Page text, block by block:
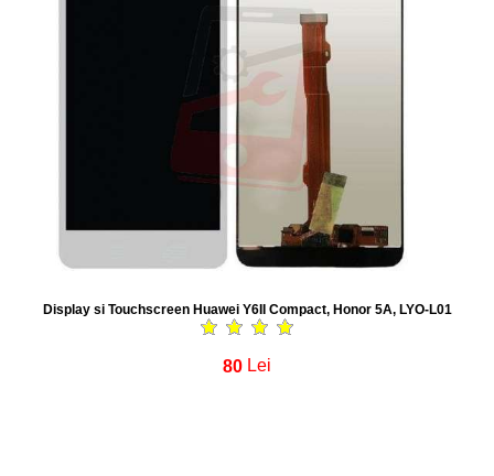
Display si Touchscreen Huawei Y6II Compact, Honor 5A, LYO-L01
80 Lei